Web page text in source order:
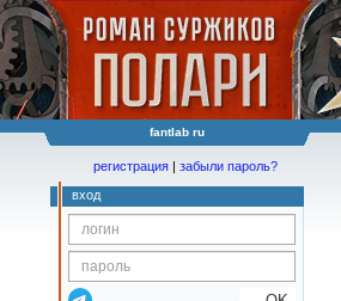
fantlab ru
регистрация | забыли пароль?
вход